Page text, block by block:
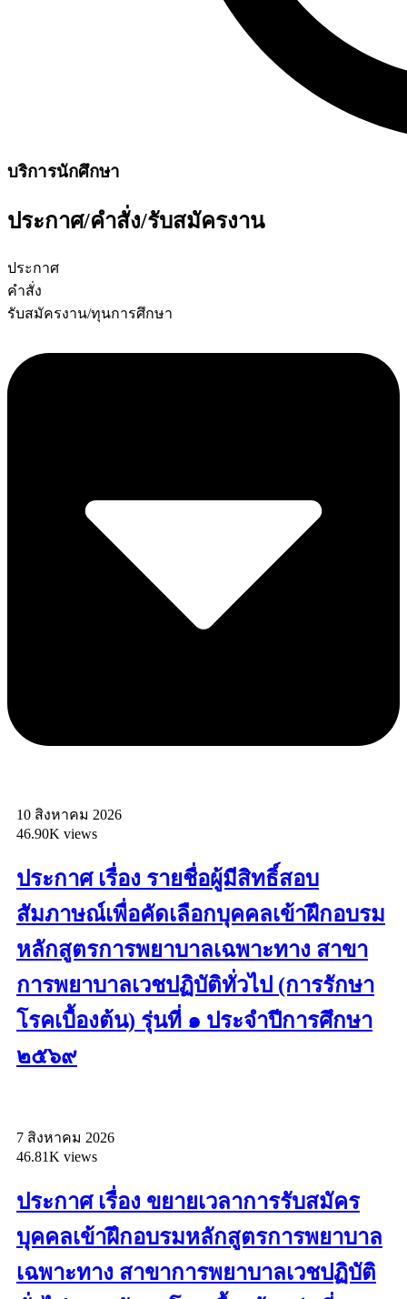
บริการนักศึกษา
ประกาศ/คำสั่ง/รับสมัครงาน
ประกาศ
คำสั่ง
รับสมัครงาน/ทุนการศึกษา
10 สิงหาคม 2026
46.90K views
ประกาศ เรื่อง รายชื่อผู้มีสิทธิ์สอบ
สัมภาษณ์เพื่อคัดเลือกบุคคลเข้าฝึกอบรม
หลักสูตรการพยาบาลเฉพาะทาง สาขา
การพยาบาลเวชปฏิบัติทั่วไป (การรักษา
โรคเบื้องต้น) รุ่นที่ ๑ ประจำปีการศึกษา
๒๕๖๙
7 สิงหาคม 2026
46.81K views
ประกาศ เรื่อง ขยายเวลาการรับสมัคร
บุคคลเข้าฝึกอบรมหลักสูตรการพยาบาล
เฉพาะทาง สาขาการพยาบาลเวชปฏิบัติ